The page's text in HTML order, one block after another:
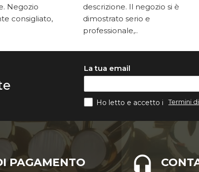
Negozio
consigliato,
descrizione. Il negozio si è
dimostrato serio e
professionale,..
La tua email
Ho letto e accetto i Termini
PAGAMENTO